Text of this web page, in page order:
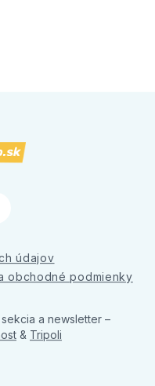
údajov
obchodné podmienky
a newsletter –
& Tripoli